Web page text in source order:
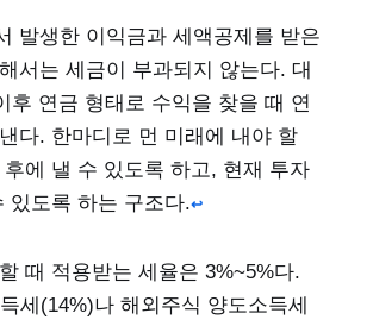
발생한 이익금과 세액공제를 받은
서는 세금이 부과되지 않는다. 대
후 연금 형태로 수익을 찾을 때 연
다. 한마디로 먼 미래에 내야 할
에 낼 수 있도록 하고, 현재 투자
있도록 하는 구조다.↩
때 적용받는 세율은 3%~5%다.
세(14%)나 해외주식 양도소득세